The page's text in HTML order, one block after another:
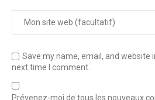
Save my name, email, and website
next time I comment.
Prévenez-moi de tous les nouveaux